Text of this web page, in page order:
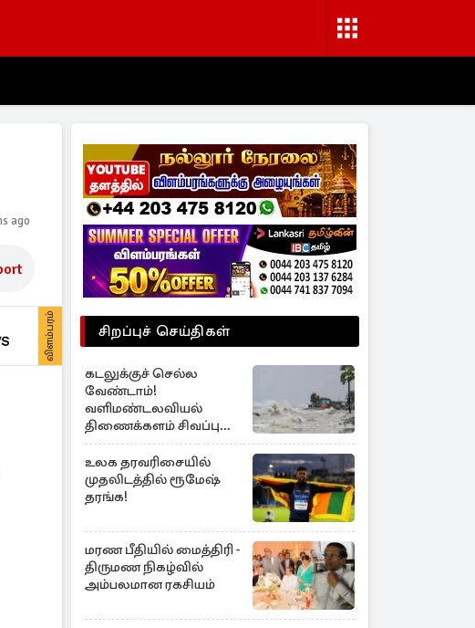
ago
விளம்பரம் சிறப்புச் செய்திகள்
கடலுக்குச் செல்ல
வேண்டாம்!
வளிமண்டலவியல்
திணைக்களம் சிவப்பு
எச்சரிக்கை
உலக தரவரிசையில்
முதலிடத்தில் ரூமேஷ்
தரங்க!
மரண பீதியில் மைத்திரி -
திருமண நிகழ்வில்
அம்பலமான ரகசியம்